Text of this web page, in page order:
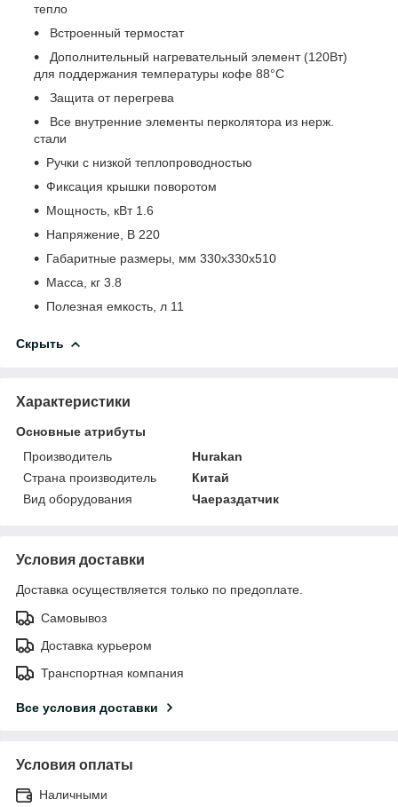
тепло
Встроенный термостат
Дополнительный нагревательный элемент (120Вт)
для поддержания температуры кофе 88°C
Защита от перегрева
Все внутренние элементы перколятора из нерж.
стали
Ручки с низкой теплопроводностью
Фиксация крышки поворотом
Мощность, кВт 1.6
Напряжение, В 220
Габаритные размеры, мм 330x330x510
Масса, кг 3.8
Полезная емкость, л 11
Скрыть
Характеристики
Основные атрибуты
Производитель
Hurakan
Страна производитель
Китай
Вид оборудования
Чаераздатчик
Условия доставки
Доставка осуществляется только по предоплате.
Самовывоз
Доставка курьером
Транспортная компания
Все условия доставки
Условия оплаты
Наличными